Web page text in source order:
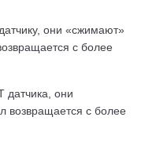
они «сжимают»
с более
датчика, они
возвращается с более